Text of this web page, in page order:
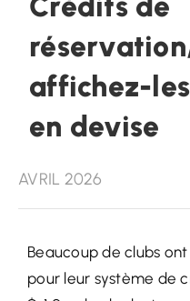
Aide
Contact
affichez-
en devise
AVRIL 2026
Beaucoup de clubs
pour leur système de